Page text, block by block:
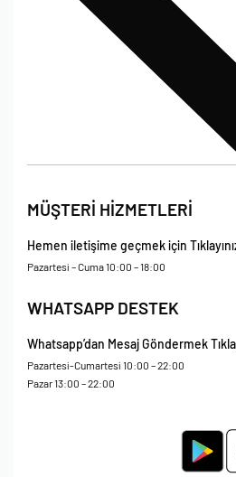
Çerez Politikası
Kişisel Verileri Koruma – Çerez ve
Mesafeli Satış Sözleşmesi
MÜŞTERİ HİZMETLERİ
Hemen iletişime geçmek için
Pazartesi – Cuma 10:00 – 18:00
WHATSAPP DESTEK
Whatsapp’dan Mesaj Göndermek
Pazartesi-Cumartesi 10:00 – 22:00
Pazar 13:00 – 22:00